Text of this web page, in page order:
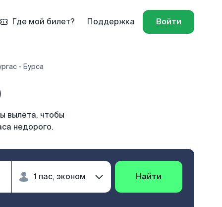
Где мой билет? Поддержка Войти
- Бурса
вылета, чтобы
недорого.
Найти